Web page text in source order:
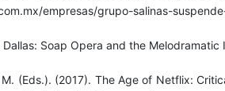
empresas/grupo-salinas-
Soap Opera and the Melodramatic
(Eds.). (2017). The Age of Netflix: